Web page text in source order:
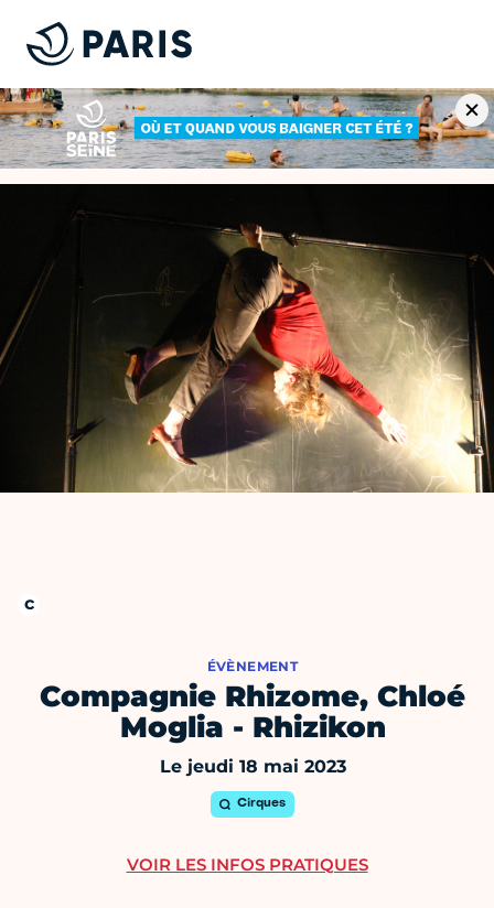
ÉVÈNEMENT
Compagnie Rhizome, Chloé
Moglia - Rhizikon
Le jeudi 18 mai 2023
Cirques
VOIR LES INFOS PRATIQUES